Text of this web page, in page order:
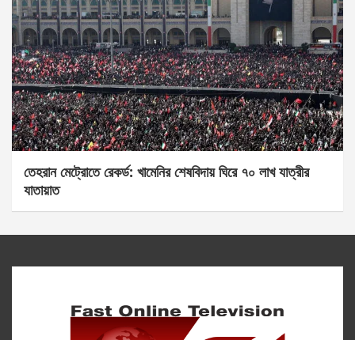
তেহরান মেট্রোতে রেকর্ড: খামেনির শেষবিদায় ঘিরে ৭০ লাখ যাত্রীর
যাতায়াত